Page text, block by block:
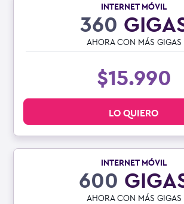
INTERNET MÓVIL
360
AHORA CON MÁS GIGAS
$15.990
LO QUIERO
INTERNET MÓVIL
600
AHORA CON MÁS GIGAS